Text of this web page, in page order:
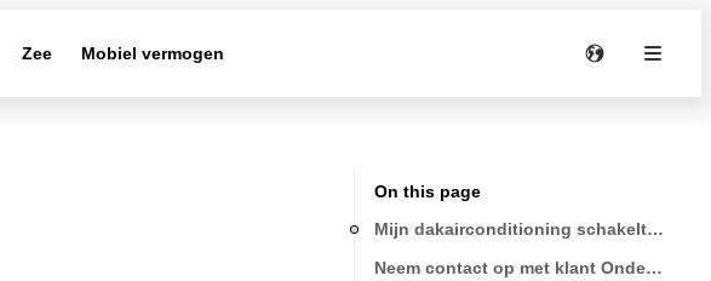
Zee Mobiel vermogen
On this page
Mijn dakairconditioning schakelt
Neem contact op met klant